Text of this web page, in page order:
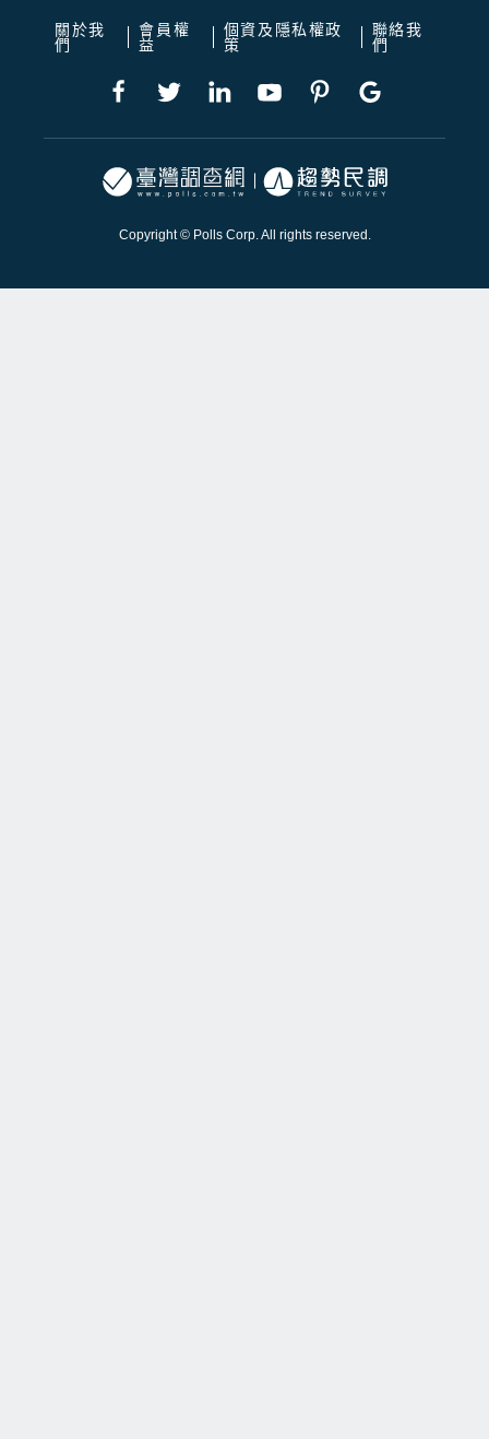
關於我
們
會員權
益
個資及隱私權政
策
聯絡我
們
Copyright © Polls Corp. All rights reserved.